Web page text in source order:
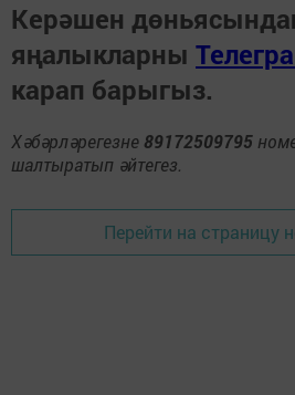
Керәшен
яңалыкларны
карап барыгыз.
Хәбәрләрегезне 89172509795
шалтыратып әйтегез.
Перейти на страницу